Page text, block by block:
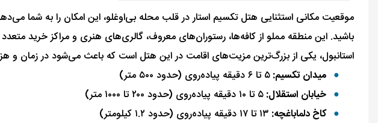
موقعیت مکانی استثنایی هتل تکسیم استار در قلب محله بی‌اوغلو، این امکان را به شما
باشید. این منطقه مملو از کافه‌ها، رستوران‌های معروف، گالری‌های هنری و مراکز خرید
استانبول، یکی از بزرگ‌ترین مزیت‌های اقامت در این هتل است که باعث می‌شود در زمان و
میدان تکسیم:۵ تا ۶ دقیقه پیاده‌روی (حدود ۵۰۰ متر)
خیابان استقلال:۵ تا ۱۰ دقیقه پیاده‌روی (حدود ۲۰۰ تا ۱۰۰۰ متر)
کاخ دلماباغچه: ۱۳ تا ۱۷ دقیقه پیاده‌روی (حدود ۱.۲ کیلومتر)